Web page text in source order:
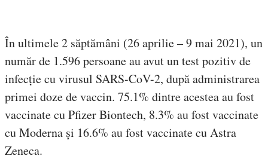
În ultimele 2 săptămâni (26 aprilie – 9 mai 2021), un
număr de 1.596 persoane au avut un test pozitiv de
infecție cu virusul SARS-CoV-2, după administrarea
primei doze de vaccin. 75.1% dintre acestea au fost
vaccinate cu Pfizer Biontech, 8.3% au fost vaccinate
cu Moderna și 16.6% au fost vaccinate cu Astra
Zeneca.